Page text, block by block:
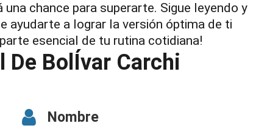
chance para superarte. Sigue leyendo y
ayudarte a lograr la versión óptima de ti
esencial de tu rutina cotidiana!
De BolÍvar Carchi
Nombre